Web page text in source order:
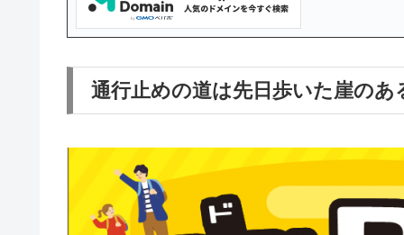
通行止めの道は先日歩いた崖のあ